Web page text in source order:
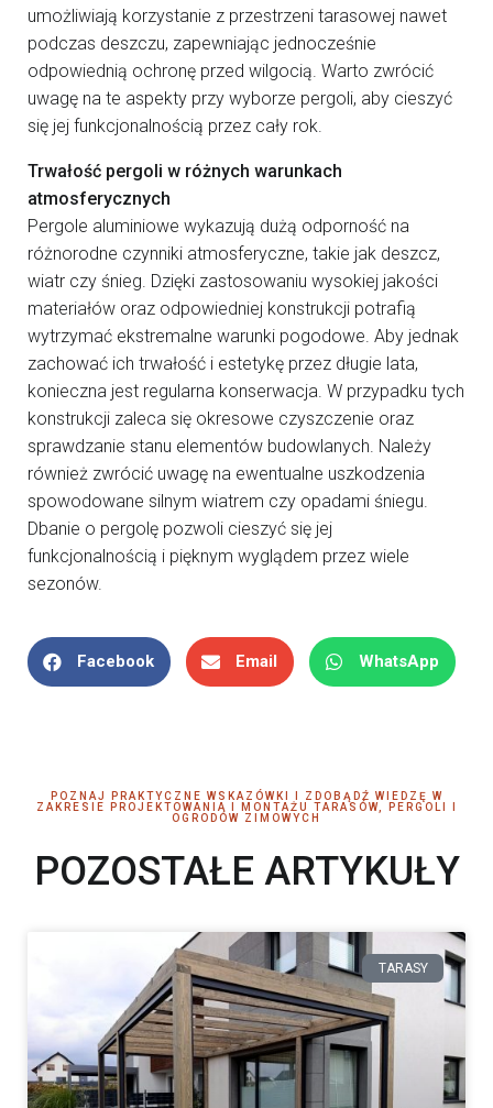
umożliwiają korzystanie z przestrzeni tarasowej nawet
podczas deszczu, zapewniając jednocześnie
odpowiednią ochronę przed wilgocią. Warto zwrócić
uwagę na te aspekty przy wyborze pergoli, aby cieszyć
się jej funkcjonalnością przez cały rok.
Trwałość pergoli w różnych warunkach
atmosferycznych
Pergole aluminiowe wykazują dużą odporność na
różnorodne czynniki atmosferyczne, takie jak deszcz,
wiatr czy śnieg. Dzięki zastosowaniu wysokiej jakości
materiałów oraz odpowiedniej konstrukcji potrafią
wytrzymać ekstremalne warunki pogodowe. Aby jednak
zachować ich trwałość i estetykę przez długie lata,
konieczna jest regularna konserwacja. W przypadku tych
konstrukcji zaleca się okresowe czyszczenie oraz
sprawdzanie stanu elementów budowlanych. Należy
również zwrócić uwagę na ewentualne uszkodzenia
spowodowane silnym wiatrem czy opadami śniegu.
Dbanie o pergolę pozwoli cieszyć się jej
funkcjonalnością i pięknym wyglądem przez wiele
sezonów.
Facebook Email WhatsApp
POZNAJ PRAKTYCZNE WSKAZÓWKI I ZDOBĄDŹ WIEDZĘ W
ZAKRESIE PROJEKTOWANIA I MONTAŻU TARASÓW, PERGOLI I
OGRODÓW ZIMOWYCH
POZOSTAŁE ARTYKUŁY
TARASY